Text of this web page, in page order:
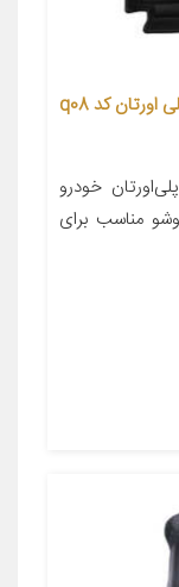
کفپوش سه بعدی خودرو بابل کارپت مدل پلی اورتان کد q08
خودرو
مناسب برای